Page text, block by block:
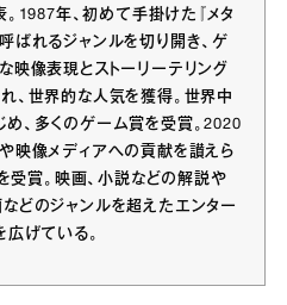
1987年、初めて手掛けた『メタ
ばれるジャンルを切り開き、ゲ
映像表現とストーリーテリング
、世界的な人気を獲得。世界中
、多くのゲーム賞を受賞。2020
映像メディアへの貢献を讃えら
受賞。映画、小説などの解説や
どのジャンルを超えたエンター
広げている。